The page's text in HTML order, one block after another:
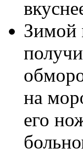
Зимой
на
его